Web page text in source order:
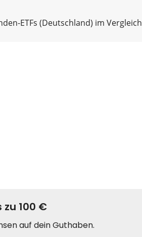
ETFs (Deutschland) im Vergleich